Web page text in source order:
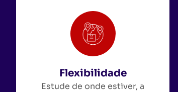
Flexibilidade
Estude de onde estiver, a